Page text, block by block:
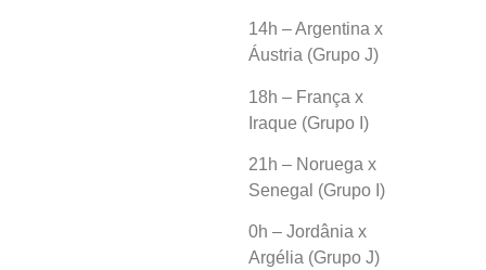
14h – Argentina x
Áustria (Grupo J)
18h – França x
Iraque (Grupo I)
21h – Noruega x
Senegal (Grupo I)
0h – Jordânia x
Argélia (Grupo J)